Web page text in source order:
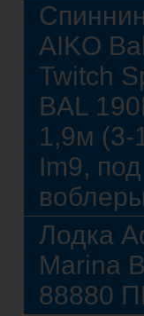
AIKO
Twitch
BAL
1,9м (3-
Im9, под
Лодка
Marina
88880